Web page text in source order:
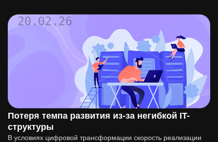
20.02.26
Потеря темпа развития из-за негибкой IT-
структуры
В условиях цифровой трансформации скорость реализации